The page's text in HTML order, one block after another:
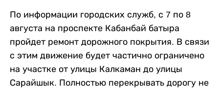
По информации городских служб, с 7 по 8
августа на проспекте Кабанбай батыра
пройдет ремонт дорожного покрытия. В связи
с этим движение будет частично ограничено
на участке от улицы Калкаман до улицы
Сарайшык. Полностью перекрывать дорогу не